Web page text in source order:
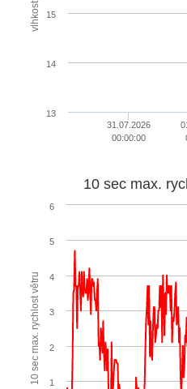
31.07.2026
00:00:00
13
14
15
10 sec max. rychlost větru
10 sec max.
1
2
3
4
5
6